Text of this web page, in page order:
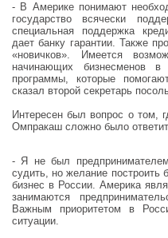
- В Америке понимают
государство всячески
специальная поддержка
дает банку гарантии. Также
«новичков». Имеется
начинающих бизнесменов
программы, которые
сказал второй секретарь
Интересен был вопрос о том,
Омпракаш сложно было
- Я не был
судить, но желание построить
бизнес в России. Америка
занимаются
Важным приоритетом в
ситуации.